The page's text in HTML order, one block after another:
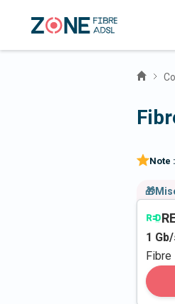
Note :
1
Fibre